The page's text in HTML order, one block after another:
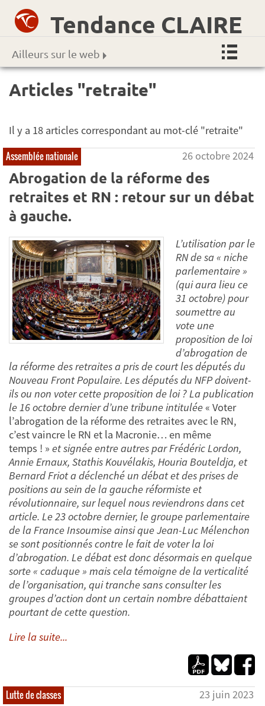
Tendance CLAIRE
Ailleurs sur le web
Articles "retraite"
Il y a 18 articles correspondant au mot-clé "retraite"
Assemblée nationale 26 octobre 2024
Abrogation de la réforme des
retraites et RN : retour sur un débat
à gauche.
L’utilisation par le
RN de sa « niche
parlementaire »
(qui aura lieu ce
31 octobre) pour
soumettre au
vote une
proposition de loi
d’abrogation de
la réforme des retraites a pris de court les députés du
Nouveau Front Populaire. Les députés du NFP doivent-
ils ou non voter cette proposition de loi ? La publication
le 16 octobre dernier d’une tribune intitulée« Voter
l’abrogation de la réforme des retraites avec le RN,
c’est vaincre le RN et la Macronie… en même
temps ! » et signée entre autres par Frédéric Lordon,
Annie Ernaux, Stathis Kouvélakis, Houria Bouteldja, et
Bernard Friot a déclenché un débat et des prises de
positions au sein de la gauche réformiste et
révolutionnaire, sur lequel nous reviendrons dans cet
article. Le 23 octobre dernier, le groupe parlementaire
de la France Insoumise ainsi que Jean-Luc Mélenchon
se sont positionnés contre le fait de voter la loi
d’abrogation. Le débat est donc désormais en quelque
sorte « caduque » mais cela témoigne de la verticalité
de l’organisation, qui tranche sans consulter les
groupes d’action dont un certain nombre débattaient
pourtant de cette question.
Lire la suite...
Lutte de classes 23 juin 2023